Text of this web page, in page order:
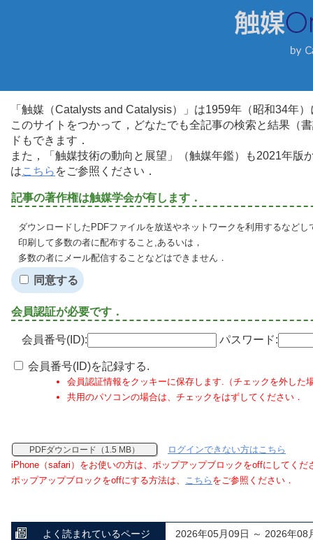
「触媒（Catalysts and Catalysis）」は1959年（昭和34年
このサイトをつかって，どなたでも全記事の検索と結果（
ドもできます．
また，「触媒技術の動向と展望」（触媒年鑑）も2021年
はこちら をご参照ください．
記事の著作権は触媒学会が有します．
ダウンロードしたPDFファイルを放送やネットワークを利用するなど
印刷して多数の者に配布すること,あるいは，
多数の者にメール配信することなどはできません．
同意する
会員認証が必要です．
会員番号(ID): パスワード:
会員番号(ID)を記録する.
会員認証情報をクッキーに保存します.（チェックを外した
共用のパソコンの場合は、チェックをはずしてください．
PDFダウンロード（1.5 MB）
ログインできない方はこちら
iPhone（safari）をお使いの方は、ポップアップブロックをoffにしてくだ
ポップアップブロックをoffにする方法は、 こちら をご参照ください．
よく読まれているページ 2026年05月09日 ～ 2026年08